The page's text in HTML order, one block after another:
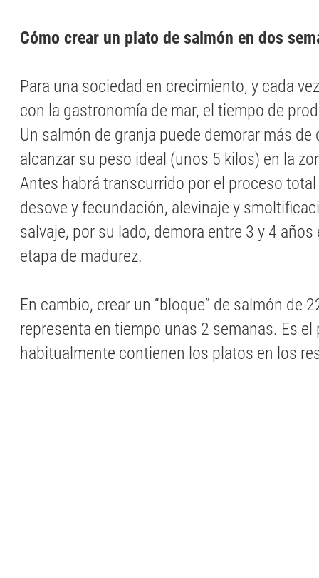
Cómo crear un plato de salmón en dos
Para una sociedad en crecimiento, y cada
con la gastronomía de mar, el tiempo de
Un salmón de granja puede demorar más de
alcanzar su peso ideal (unos 5 kilos) en la
Antes habrá transcurrido por el proceso
desove y fecundación, alevinaje y
salvaje, por su lado, demora entre 3 y 4 años
etapa de madurez.
En cambio, crear un “bloque” de salmón de
representa en tiempo unas 2 semanas. Es el
habitualmente contienen los platos en los